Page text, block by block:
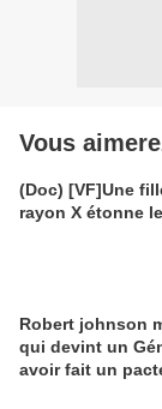
Vous
(Doc) [VF]Une
rayon X étonne
Robert johnson
qui devint un
avoir fait un